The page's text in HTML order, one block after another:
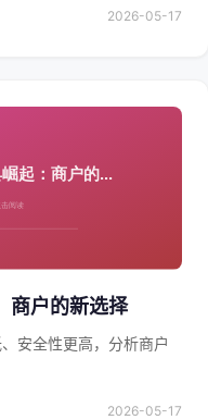
2026-05-17
商户的新选择
安全性更高，分析商户
2026-05-17